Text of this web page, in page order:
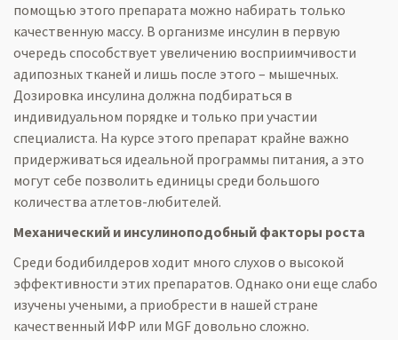
помощью этого препарата можно набирать только
качественную массу. В организме инсулин в первую
очередь способствует увеличению восприимчивости
адипозных тканей и лишь после этого – мышечных.
Дозировка инсулина должна подбираться в
индивидуальном порядке и только при участии
специалиста. На курсе этого препарат крайне важно
придерживаться идеальной программы питания, а это
могут себе позволить единицы среди большого
количества атлетов-любителей.
Механический и инсулиноподобный факторы роста
Среди бодибилдеров ходит много слухов о высокой
эффективности этих препаратов. Однако они еще слабо
изучены учеными, а приобрести в нашей стране
качественный ИФР или MGF довольно сложно.